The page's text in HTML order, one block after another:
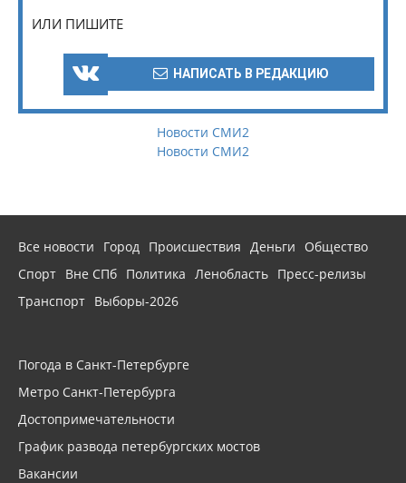
ИЛИ ПИШИТЕ
НАПИСАТЬ В РЕДАКЦИЮ
Новости СМИ2
Новости СМИ2
Все новости Город Происшествия Деньги
Общество
Спорт Вне СПб Политика Ленобласть Пресс-релизы
Транспорт Выборы-2026
Погода в Санкт-Петербурге
Метро Санкт-Петербурга
Достопримечательности
График развода петербургских мостов
Вакансии